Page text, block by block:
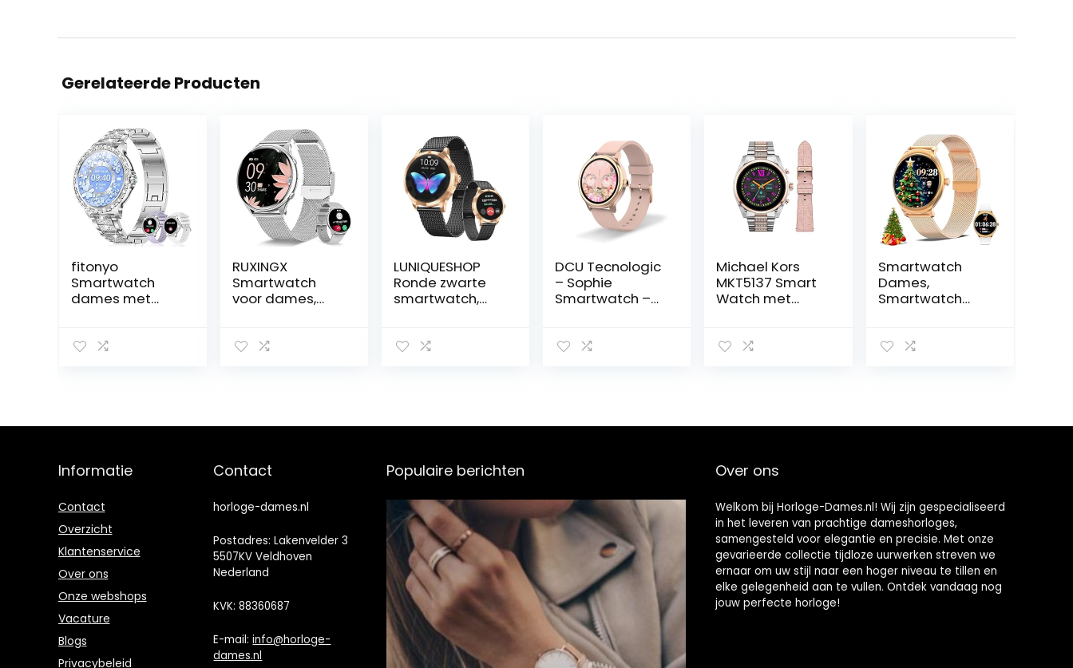
Gerelateerde Producten
fitonyo
Smartwatch
dames met
RUXINGX
Smartwatch
voor dames,
1,39 inch HD
hartslagmeter,
us, 120
polshorloge
LUNIQUESHOP
Ronde zwarte
smartwatch,
dameshorloge,
Android, iOS
DCU Tecnologic
– Sophie
Smartwatch –
roségoud met
waterdicht – 22
Michael Kors
MKT5137 Smart
Watch met
maat,zilver
Smartwatch
Dames,
Smartwatch
Bellen/Kiezen
Waterproof
Android
Informatie
Contact
Overzicht
Klantenservice
Over ons
Onze webshops
Vacature
Blogs
Privacybeleid
Contact
horloge-dames.nl
Postadres: Lakenvelder 3
5507KV Veldhoven
Nederland
KVK: 88360687
E-mail:info@horloge-
dames.nl
Populaire berichten Over ons
Welkom bij Horloge-Dames.nl! Wij zijn gespecialiseerd
in het leveren van prachtige dameshorloges,
samengesteld voor elegantie en precisie. Met onze
gevarieerde collectie tijdloze uurwerken streven we
ernaar om uw stijl naar een hoger niveau te tillen en
elke gelegenheid aan te vullen. Ontdek vandaag nog
jouw perfecte horloge!